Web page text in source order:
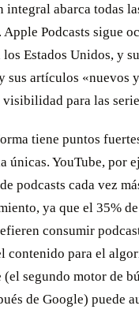
abarca todas
Podcasts sigue
los Estados Unidos, y
sus artículos «nuevos
para las
tiene puntos
únicas. YouTube, por
podcasts cada vez
ya que el 35%
consumir
contenido para el
(el segundo motor de
de Google) puede